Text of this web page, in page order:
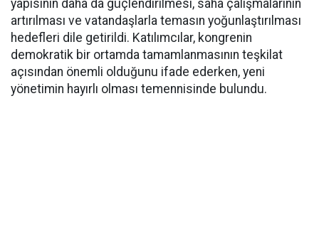
yapısının daha da güçlendirilmesi, saha çalışmalarının
artırılması ve vatandaşlarla temasın yoğunlaştırılması
hedefleri dile getirildi. Katılımcılar, kongrenin
demokratik bir ortamda tamamlanmasının teşkilat
açısından önemli olduğunu ifade ederken, yeni
yönetimin hayırlı olması temennisinde bulundu.